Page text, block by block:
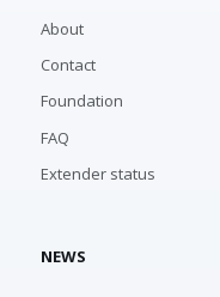
About
Contact
Foundation
FAQ
Extender status
NEWS